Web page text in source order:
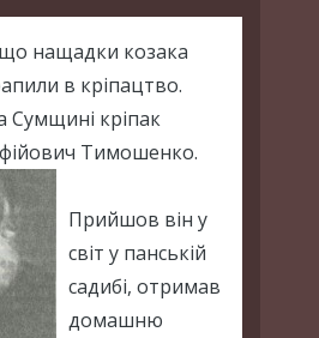
нащадки козака
в кріпацтво.
Сумщині кріпак
Тимошенко.
Прийшов він у
світ у панській
садибі, отримав
домашню